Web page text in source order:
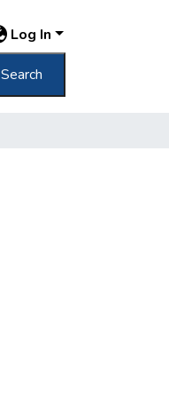
Log In
Search